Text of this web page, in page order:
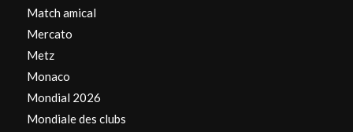
Match amical
Mercato
Metz
Monaco
Mondial 2026
Mondiale des clubs